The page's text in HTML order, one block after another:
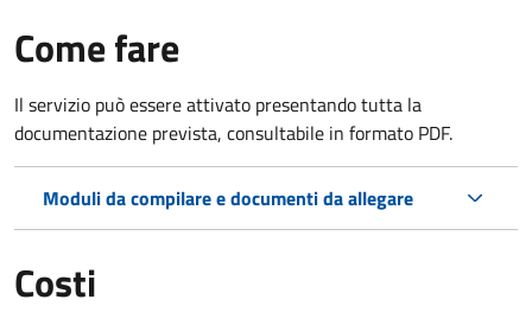
Come fare
Il servizio può essere attivato presentando tutta la
documentazione prevista, consultabile in formato PDF.
Moduli da compilare e documenti da allegare
Costi